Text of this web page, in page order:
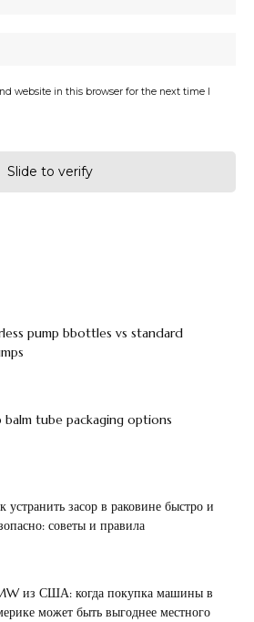
website in this browser for the next time I
Slide to verify
pump bbottles vs standard
balm tube packaging options
устранить засор в раковине быстро и
советы и правила
из США: когда покупка машины в
может быть выгоднее местного